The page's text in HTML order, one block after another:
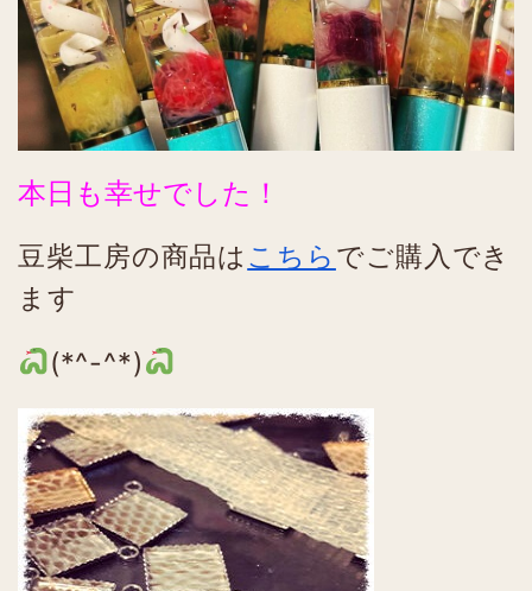
本日も幸せでした！
豆柴工房の商品は こちら でご購入でき
ます
(*^-^*)